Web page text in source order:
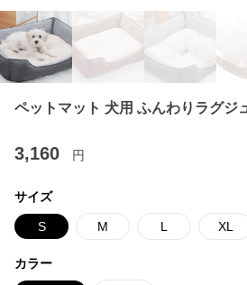
ペットマット 犬用 ふんわりラグジ
3,160 円
サイズ
S M L XL
カラー